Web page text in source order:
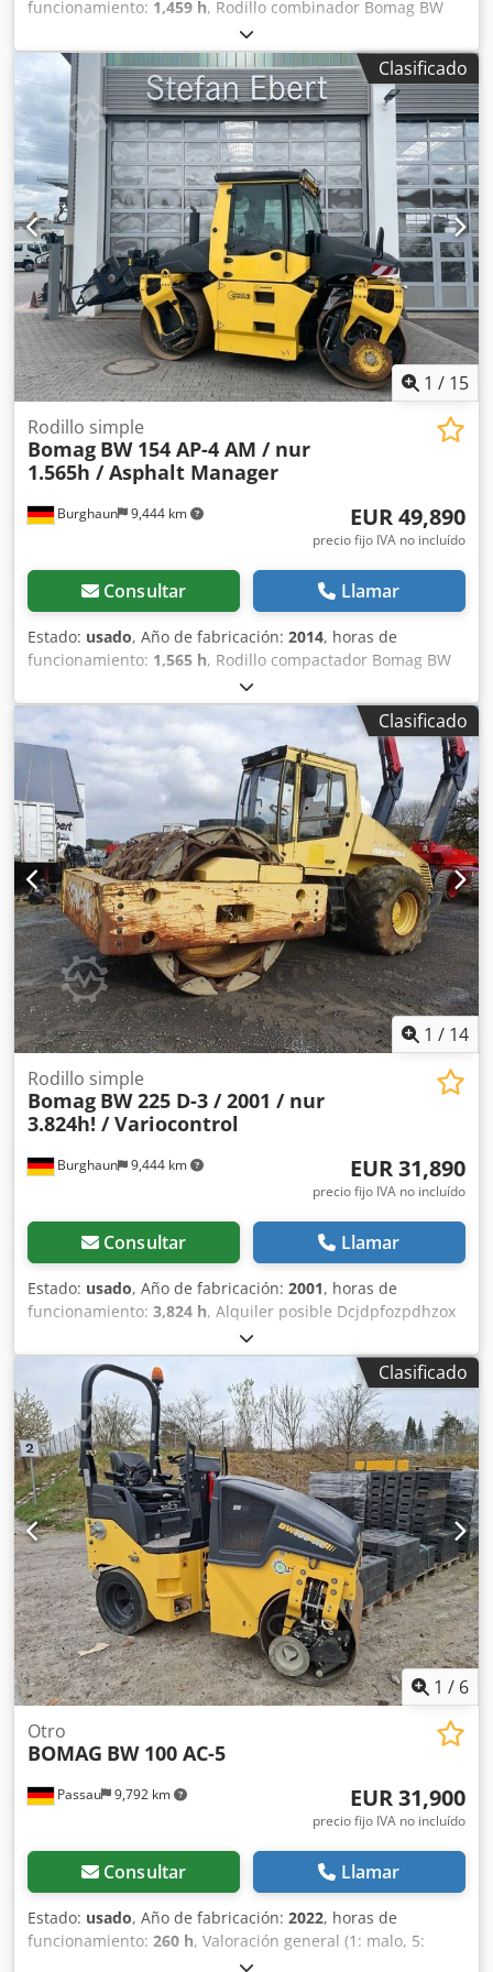
funcionamiento: 1,459 h, Rodillo combinador Bomag BW
154 ACP-4i AM, año de fabricación: 2017, horas de
funcionamiento: solo 1459 horas, motor: Kubota [55,4
kW/75 CV], Asphalt Manager 2, cortador de asfalto a la
derecha, peso: 7400 kg, banda de rodadura lisa, buen
estado, listo para su uso inmediato. Si lo desea, le
ofreceremos una propuesta de arrendamiento o
financiación; el Sr. Mihm (tel. ) estará encantado de
ayudarle. Para obtener más información, visite nuestra
página web. Salvo errores y venta previa. Posibilidad de
alquiler. Dcjdpfjzq Tzmex Alaek = Más información =
Póngase en contacto con Tobias Ebert para obtener más
información.
Clasificado
1 / 15
Burghaun 9,444 km
Rodillo simple
Bomag BW 154 AP-4 AM / nur
1.565h / Asphalt Manager
EUR 49,890
precio fijo IVA no incluído
Consultar Llamar
Estado: usado, Año de fabricación: 2014, horas de
funcionamiento: 1,565 h, Rodillo compactador Bomag BW
154 AP-4 AM, año de fabricación: 2014, horas de
funcionamiento: solo 1565 h, motor: Kubota [55,4 kW/75
CV], sistema Asphalt Manager 2, distribuidor de asfalto
Bomag, cortador de asfalto lateral derecho, peso: 7300 kg,
tambor de superficie lisa, buen estado, listo para su uso
inmediato. Si lo desea, le ofrecemos una propuesta de
arrendamiento o financiación. El Sr. Mihm (teléfono: )
estará encantado de atenderle. Encontrará más
información en nuestra página web. Salvo errores y venta
previa. Posibilidad de alquiler. Djdszpdh Uspfx Alajck =
Más información = Póngase en contacto con Tobias Ebert
para obtener más información.
Clasificado
1 / 14
Burghaun 9,444 km
Rodillo simple
Bomag BW 225 D-3 / 2001 / nur
3.824h! / Variocontrol
EUR 31,890
precio fijo IVA no incluído
Consultar Llamar
Estado: usado, Año de fabricación: 2001, horas de
funcionamiento: 3,824 h, Alquiler posible Dcjdpfozpdhzox
Alajk = Más información = Póngase en contacto con Tobias
Ebert para obtener más información.
Clasificado
1 / 6
Passau 9,792 km
Otro
BOMAG BW 100 AC-5
EUR 31,900
precio fijo IVA no incluído
Consultar Llamar
Estado: usado, Año de fabricación: 2022, horas de
funcionamiento: 260 h, Valoración general (1: malo, 5:
como nuevo): Muy bien. ---- Nuevo, cumple con las normas